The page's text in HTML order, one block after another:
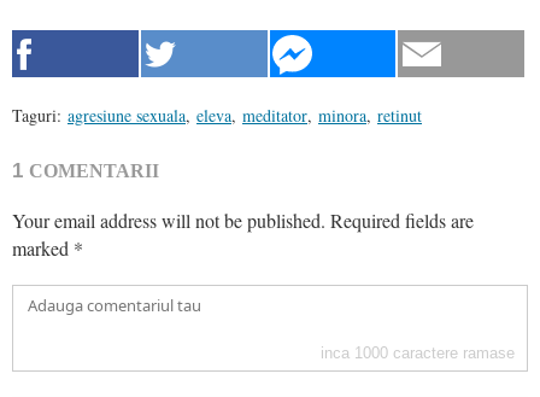
Taguri: agresiune sexuala, eleva, meditator, minora, retinut
1 COMENTARII
Your email address will not be published. Required fields are
marked *
inca 1000 caractere ramase